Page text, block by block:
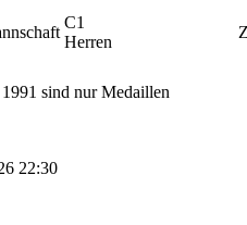
C1
Herren
sind nur Medaillen
22:30